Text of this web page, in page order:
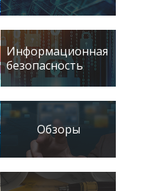
Информационная
безопасность
Обзоры